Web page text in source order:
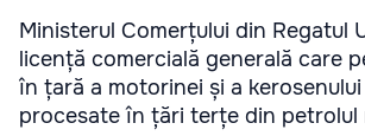
Ministerul Comerțului din Regatul
licență comercială generală care
în țară a motorinei și a
procesate în țări terțe din petrolul